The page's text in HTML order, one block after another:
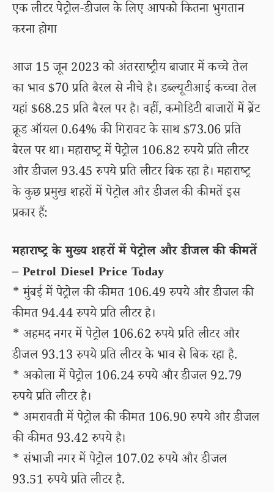
एक लीटर पेट्रोल-डीजल के लिए आपको कितना भुगतान
करना होगा
आज 15 जून 2023 को अंतरराष्ट्रीय बाजार में कच्चे तेल
का भाव $70 प्रति बैरल से नीचे है। डब्ल्यूटीआई कच्चा तेल
यहां $68.25 प्रति बैरल पर है। वहीं, कमोडिटी बाजारों में ब्रेंट
क्रूड ऑयल 0.64% की गिरावट के साथ $73.06 प्रति
बैरल पर था। महाराष्ट्र में पेट्रोल 106.82 रुपये प्रति लीटर
और डीजल 93.45 रुपये प्रति लीटर बिक रहा है। महाराष्ट्र
के कुछ प्रमुख शहरों में पेट्रोल और डीजल की कीमतें इस
प्रकार हैं:
महाराष्ट्र के मुख्य शहरों में पेट्रोल और डीजल की कीमतें
– Petrol Diesel Price Today
* मुंबई में पेट्रोल की कीमत 106.49 रुपये और डीजल की
कीमत 94.44 रुपये प्रति लीटर है।
* अहमद नगर में पेट्रोल 106.62 रुपये प्रति लीटर और
डीजल 93.13 रुपये प्रति लीटर के भाव से बिक रहा है.
* अकोला में पेट्रोल 106.24 रुपये और डीजल 92.79
रुपये प्रति लीटर है।
* अमरावती में पेट्रोल की कीमत 106.90 रुपये और डीजल
की कीमत 93.42 रुपये है।
* संभाजी नगर में पेट्रोल 107.02 रुपये और डीजल
93.51 रुपये प्रति लीटर है.